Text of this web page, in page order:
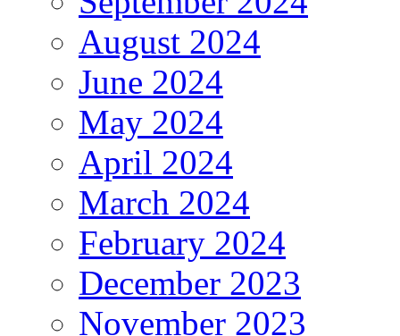
August 2024
June 2024
May 2024
April 2024
March 2024
February 2024
December 2023
November 2023